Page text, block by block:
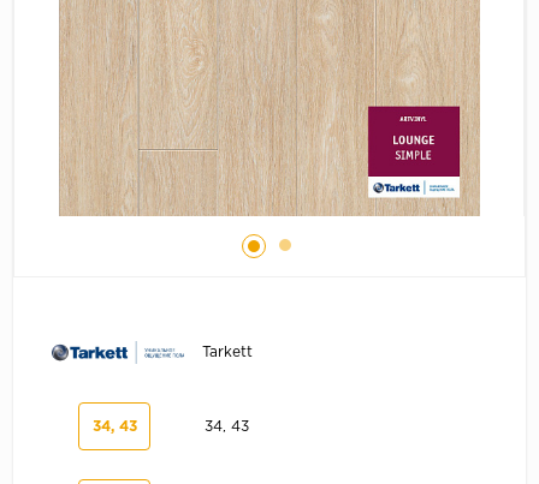
Серый
Бежевый
Дуб светлый
Коричневый
Австрия
Tarkett
34, 43 34, 43